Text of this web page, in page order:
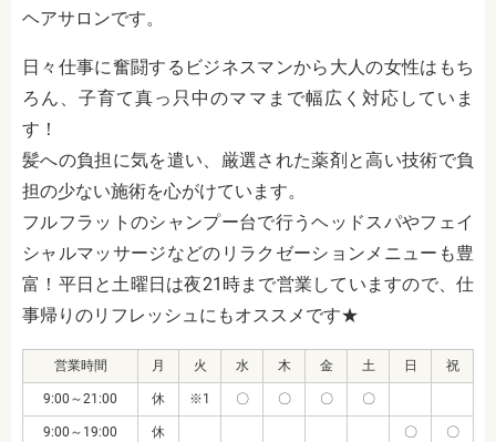
ヘアサロンです。
日々仕事に奮闘するビジネスマンから大人の女性はもち
ろん、子育て真っ只中のママまで幅広く対応していま
す！
髪への負担に気を遣い、厳選された薬剤と高い技術で負
担の少ない施術を心がけています。
フルフラットのシャンプー台で行うヘッドスパやフェイ
シャルマッサージなどのリラクゼーションメニューも豊
富！平日と土曜日は夜21時まで営業していますので、仕
事帰りのリフレッシュにもオススメです★
営業時間 月 火 水 木 金 土 日 祝
9:00～21:00 休 ※1 〇 〇 〇 〇
9:00～19:00 休 〇 〇